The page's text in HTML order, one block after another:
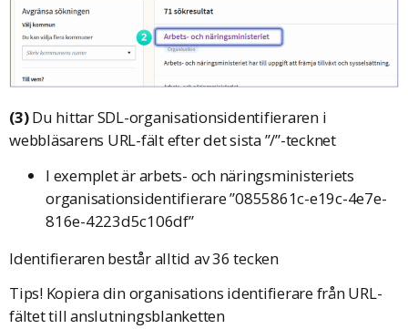
(3)Du hittar SDL-organisationsidentifieraren i
webbläsarens URL-fält efter det sista ”/”-tecknet
I exemplet är arbets- och näringsministeriets
organisationsidentifierare ”0855861c-e19c-4e7e-
816e-4223d5c106df”
Identifieraren består alltid av 36 tecken
Tips! Kopiera din organisations identifierare från URL-
fältet till anslutningsblanketten